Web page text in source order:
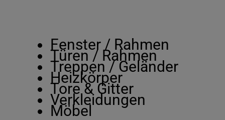
Fenster / Rahmen
Türen / Rahmen
Treppen / Geländer
Heizkörper
Tore & Gitter
Verkleidungen
Möbel